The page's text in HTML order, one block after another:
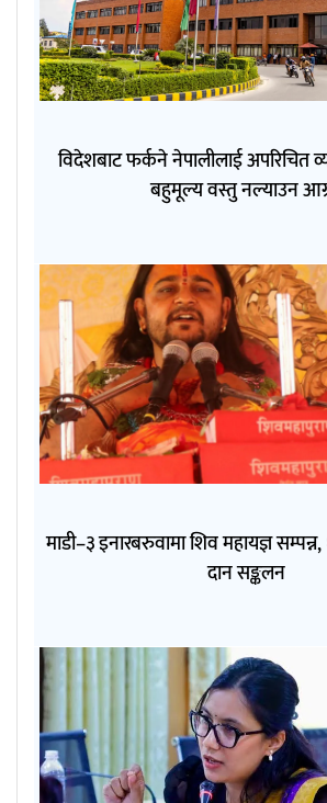
विदेशबाट फर्कने नेपालीलाई अपरिचित
बहुमूल्य वस्तु नल्याउन
माडी–३ इनारबरुवामा शिव महायज्ञ
दान सङ्कलन